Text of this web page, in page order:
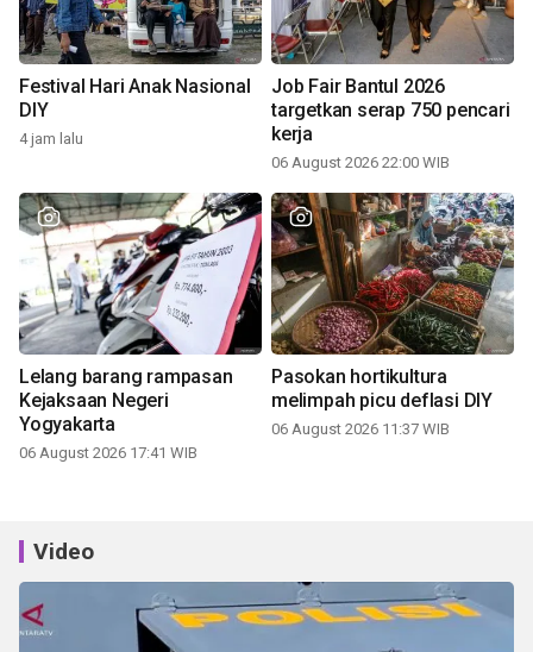
Festival Hari Anak Nasional
DIY
4 jam lalu
Job Fair Bantul 2026
targetkan serap 750 pencari
kerja
06 August 2026 22:00 WIB
Lelang barang rampasan
Kejaksaan Negeri
Yogyakarta
06 August 2026 17:41 WIB
Pasokan hortikultura
melimpah picu deflasi DIY
06 August 2026 11:37 WIB
Video